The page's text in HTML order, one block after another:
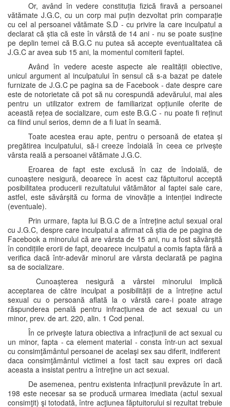
Or, având în vedere constituția fizică firavă a persoanei
vătămate J.G.C, cu un corp mai puțin dezvoltat prin comparație
cu cel al persoanei vătămate S.D - cu privire la care inculpatul a
declarat că știa că este în vârstă de 14 ani - nu se poate susține
pe deplin temei că B.G.C nu putea să accepte eventualitatea că
J.G.C ar avea sub 15 ani, la momentul comiterii faptei.
Având în vedere aceste aspecte ale realității obiective,
unicul argument al inculpatului în sensul că s-a bazat pe datele
furnizate de J.G.C pe pagina sa de Facebook - date despre care
este de notorietate că pot să nu corespundă adevărului, mai ales
pentru un utilizator extrem de familiarizat opțiunile oferite de
această rețea de socializare, cum este B.G.C - nu poate fi reținut
ca fiind unul serios, demn de a fi luat în seamă.
Toate acestea erau apte, pentru o persoană de etatea și
pregătirea inculpatului, să-i creeze îndoială în ceea ce privește
vârsta reală a persoanei vătămate J.G.C.
Eroarea de fapt este exclusă în caz de îndoială, de
cunoaștere nesigură, deoarece în acest caz făptuitorul acceptă
posibilitatea producerii rezultatului vătămător al faptei sale care,
astfel, este săvârșită cu forma de vinovăție a intenției indirecte
(eventuale).
Prin urmare, fapta lui B.G.C de a întreține actul sexual oral
cu J.G.C, despre care inculpatul a afirmat că știa de pe pagina de
Facebook a minorului că are vârsta de 15 ani, nu a fost săvârșită
în condițiile erorii de fapt, deoarece inculpatul a comis fapta fără a
verifica dacă într-adevăr minorul are vârsta declarată pe pagina
sa de socializare.
Cunoașterea nesigură a vârstei minorului implică
acceptarea de către inculpat a posibilității de a întreține actul
sexual cu o persoană aflată la o vârstă care-i poate atrage
răspunderea penală pentru infracțiunea de act sexual cu un
minor, prev. de art. 220, alin. 1 Cod penal.
În ce priveşte latura obiectiva a infracţiunii de act sexual cu
un minor, fapta - ca element material - consta într-un act sexual
cu consimţământul persoanei de acelaşi sex sau diferit, indiferent
daca consimţământul victimei a fost tacit sau expres ori dacă
aceasta a insistat pentru a întreţine un act sexual.
De asemenea, pentru existenta infracţiunii prevăzute în art.
198 este necesar sa se producă urmarea imediata (actul sexual
consimţit) şi totodată, între acţiunea făptuitorului si rezultat trebuie